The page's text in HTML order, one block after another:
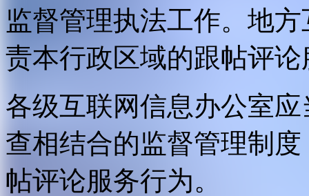
监督管理执法工作。地
责本行政区域的跟帖评
各级互联网信息办公室
查相结合的监督管理制
帖评论服务行为。